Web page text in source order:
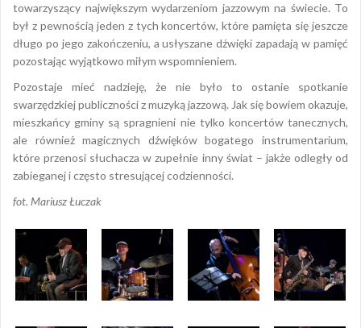
towarzyszący największym wydarzeniom jazzowym na świecie. To
był z pewnością jeden z tych koncertów, które pamięta się jeszcze
długo po jego zakończeniu, a usłyszane dźwięki zapadają w pamięć
pozostając wyjątkowo miłym wspomnieniem.
Pozostaje mieć nadzieję, że nie było to ostanie spotkanie
swarzędzkiej publiczności z muzyką jazzową. Jak się bowiem okazuje,
mieszkańcy gminy są spragnieni nie tylko koncertów tanecznych,
ale również magicznych dźwięków bogatego instrumentarium,
które przenosi słuchacza w zupełnie inny świat – jakże odległy od
zabieganej i często stresującej codzienności.
fot. Mariusz Łuczak